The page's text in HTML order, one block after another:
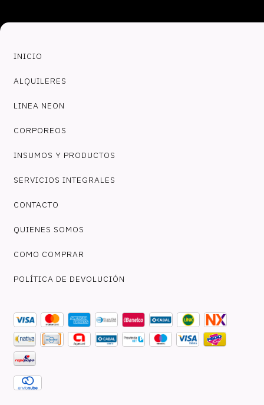
INICIO
ALQUILERES
LINEA NEON
CORPOREOS
INSUMOS Y PRODUCTOS
SERVICIOS INTEGRALES
CONTACTO
QUIENES SOMOS
COMO COMPRAR
POLÍTICA DE DEVOLUCIÓN